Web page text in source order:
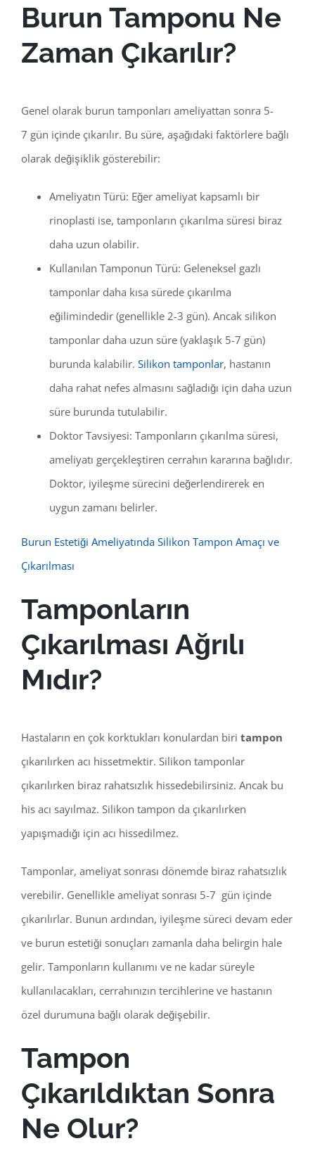
Burun Tamponu Ne
Zaman Çıkarılır?
Genel olarak burun tamponları ameliyattan sonra 5-
7 gün içinde çıkarılır. Bu süre, aşağıdaki faktörlere bağlı
olarak değişiklik gösterebilir:
Ameliyatın Türü: Eğer ameliyat kapsamlı bir
rinoplasti ise, tamponların çıkarılma süresi biraz
daha uzun olabilir.
Kullanılan Tamponun Türü: Geleneksel gazlı
tamponlar daha kısa sürede çıkarılma
eğilimindedir (genellikle 2-3 gün). Ancak silikon
tamponlar daha uzun süre (yaklaşık 5-7 gün)
burunda kalabilir. Silikon tamponlar, hastanın
daha rahat nefes almasını sağladığı için daha uzun
süre burunda tutulabilir.
Doktor Tavsiyesi: Tamponların çıkarılma süresi,
ameliyatı gerçekleştiren cerrahın kararına bağlıdır.
Doktor, iyileşme sürecini değerlendirerek en
uygun zamanı belirler.
Burun Estetiği Ameliyatında Silikon Tampon Amaçı ve
Çıkarılması
Tamponların
Çıkarılması Ağrılı
Mıdır?
Hastaların en çok korktukları konulardan biri tampon
çıkarılırken acı hissetmektir. Silikon tamponlar
çıkarılırken biraz rahatsızlık hissedebilirsiniz. Ancak bu
his acı sayılmaz. Silikon tampon da çıkarılırken
yapışmadığı için acı hissedilmez.
Tamponlar, ameliyat sonrası dönemde biraz rahatsızlık
verebilir. Genellikle ameliyat sonrası 5-7 gün içinde
çıkarılırlar. Bunun ardından, iyileşme süreci devam eder
ve burun estetiği sonuçları zamanla daha belirgin hale
gelir. Tamponların kullanımı ve ne kadar süreyle
kullanılacakları, cerrahınızın tercihlerine ve hastanın
özel durumuna bağlı olarak değişebilir.
Tampon
Çıkarıldıktan Sonra
Ne Olur?